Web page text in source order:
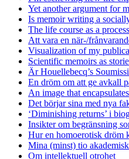
Yet another argument for
Is memoir writing a
The life course as a
Att vara en när-/
Visualization of my
Scientific memoirs as
Är Houellebecq’s
En dröm om att ge avkall
An image that
Det börjar sina med nya
‘Diminishing returns’ i
Insikter om begränsning
Hur en homoerotisk dröm
Mina (minst) tio
Om intellektuell otrohet